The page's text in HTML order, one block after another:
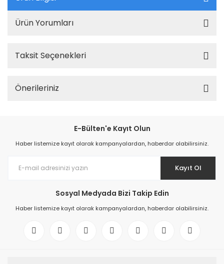
Ürün Yorumları
Taksit Seçenekleri
Önerileriniz
E-Bülten'e Kayıt Olun
Haber listemize kayıt olarak kampanyalardan, haberdar olabilirsiniz.
Kayıt Ol
Sosyal Medyada Bizi Takip Edin
Haber listemize kayıt olarak kampanyalardan, haberdar olabilirsiniz.